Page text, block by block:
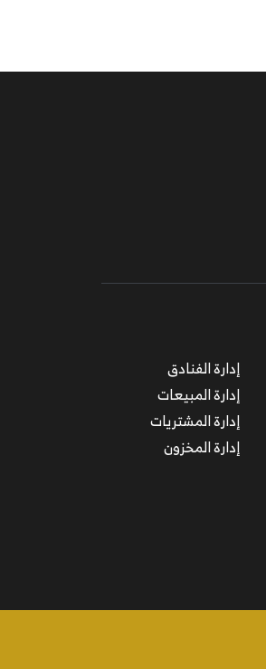
إدارة الفنادق
إدارة المبيعات
إدارة المشتريات
إدارة المخزون